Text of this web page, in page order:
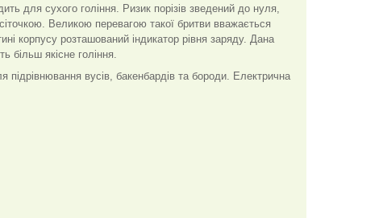
для сухого гоління. Ризик порізів зведений до нуля,
Великою перевагою такої бритви вважається
корпусу розташований індикатор рівня заряду. Дана
більш якісне гоління.
вусів, бакенбардів та бороди. Електрична